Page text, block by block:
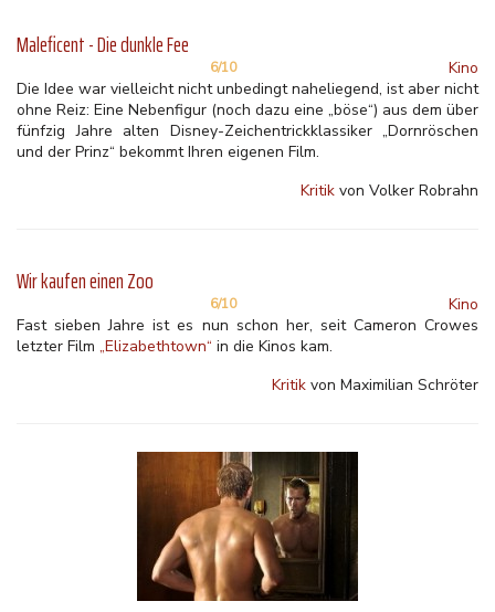
Maleficent - Die dunkle Fee
6/10
Kino
Die Idee war vielleicht nicht unbedingt naheliegend, ist aber nicht
ohne Reiz: Eine Nebenfigur (noch dazu eine „böse“) aus dem über
fünfzig Jahre alten Disney-Zeichentrickklassiker „Dornröschen
und der Prinz“ bekommt Ihren eigenen Film.
Kritik von Volker Robrahn
Wir kaufen einen Zoo
6/10
Kino
Fast sieben Jahre ist es nun schon her, seit Cameron Crowes
letzter Film „Elizabethtown“ in die Kinos kam.
Kritik von Maximilian Schröter